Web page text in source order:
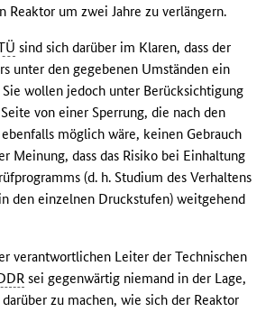
Reaktor um zwei Jahre zu verlängern.
sind sich darüber im Klaren, dass der
unter den gegebenen Umständen ein
wollen jedoch unter Berücksichtigung
von einer Sperrung, die nach den
ebenfalls möglich wäre, keinen Gebrauch
Meinung, dass das Risiko bei Einhaltung
(d. h. Studium des Verhaltens
den einzelnen Druckstufen) weitgehend
verantwortlichen Leiter der Technischen
sei gegenwärtig niemand in der Lage,
zu machen, wie sich der Reaktor